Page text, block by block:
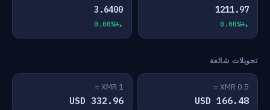
1211.97
+0.00%
3.6400
+0.00%
تحويلات شائعة
0.5 XMR =
166.48 USD
1 XMR =
332.96 USD